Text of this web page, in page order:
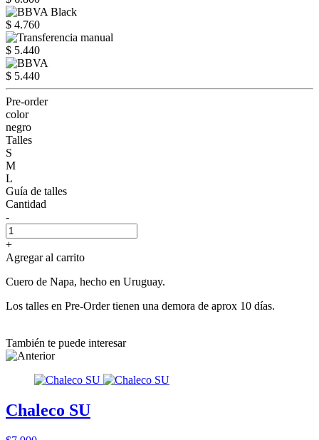
$ 4.760
$ 5.440
$ 5.440
Pre-order
color
negro
Talles
S
M
L
Guía de talles
Cantidad
-
+
Agregar al carrito
Cuero de Napa, hecho en Uruguay.
Los talles en Pre-Order tienen una demora de aprox 10 días.
También te puede interesar
Chaleco SU